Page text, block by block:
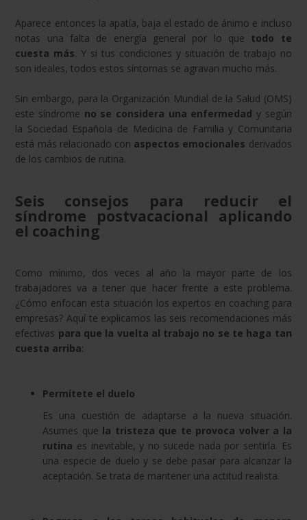
Aparece entonces la apatía, baja el estado de ánimo e incluso
notas una falta de energía general por lo que todo te
cuesta más. Y si tus condiciones y situación de trabajo no
son ideales, todos estos síntomas se agravan mucho más.
Sin embargo, para la Organización Mundial de la Salud (OMS)
este síndrome no se considera una enfermedad y según
la Sociedad Española de Medicina de Familia y Comunitaria
está más relacionado con aspectos emocionales derivados
de los cambios de rutina.
Seis consejos para reducir el
síndrome postvacacional aplicando
el coaching
Como mínimo, dos veces al año la mayor parte de los
trabajadores va a tener que hacer frente a este problema.
¿Cómo enfocan esta situación los expertos en coaching para
empresas? Aquí te explicamos las seis recomendaciones más
efectivas para que la vuelta al trabajo no se te haga tan
cuesta arriba:
Permítete el duelo
Es una cuestión de adaptarse a la nueva situación.
Asumes que la tristeza que te provoca volver a la
rutina es inevitable, y no sucede nada por sentirla. Es
una especie de duelo y se debe pasar para alcanzar la
aceptación. Se trata de mantener una actitud realista.